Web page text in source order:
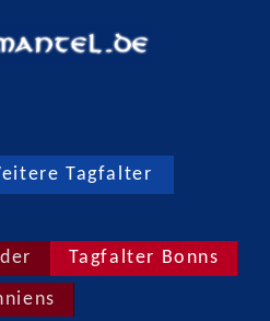
Tagfalter
Tagfalter Bonns